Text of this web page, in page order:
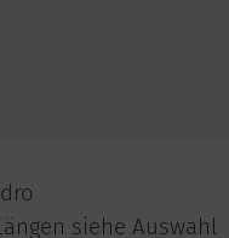
siehe Auswahl